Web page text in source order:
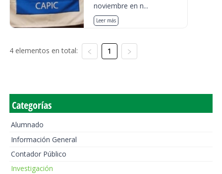
noviembre en n...
Leer más
4 elementos en total: 1
Categorías
Alumnado
Información General
Contador Público
Investigación